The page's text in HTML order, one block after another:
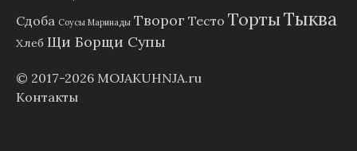
Сдоба Соусы Маринады Творог Тесто ТортыТыква
Хлеб Щи Борщи Супы
© 2017-2026 MOJAKUHNJA.ru
Контакты